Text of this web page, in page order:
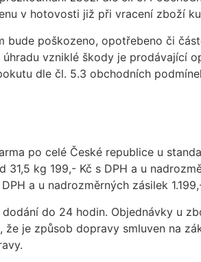
v hotovosti již při vracení zboží
bude poškozeno, opotřebeno či
vzniklé škody je prodávající
dle čl. 5.3 obchodních
po celé České republice u
kg 199,- Kč s DPH a u
a u nadrozměrných zásilek
do 24 hodin. Objednávky u
je způsob dopravy smluven na